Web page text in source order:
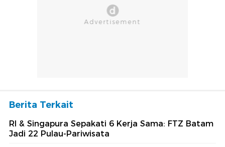
Berita Terkait
RI & Singapura Sepakati 6 Kerja Sama: FTZ Batam
Jadi 22 Pulau-Pariwisata